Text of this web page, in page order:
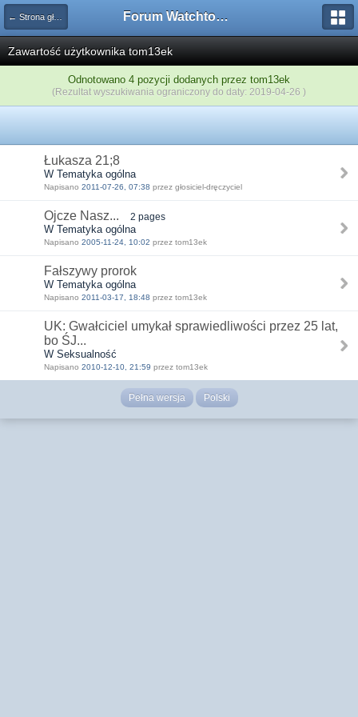
← Strona główna Forum Watchtower
Zawartość użytkownika tom13ek
Odnotowano 4 pozycji dodanych przez tom13ek
(Rezultat wyszukiwania ograniczony do daty: 2019-04-26 )
Łukasza 21;8
W Tematyka ogólna
Napisano 2011-07-26, 07:38 przez głosiciel-dręczyciel
Ojcze Nasz... 2 pages
W Tematyka ogólna
Napisano 2005-11-24, 10:02 przez tom13ek
Fałszywy prorok
W Tematyka ogólna
Napisano 2011-03-17, 18:48 przez tom13ek
UK: Gwałciciel umykał sprawiedliwości przez 25 lat,
bo ŚJ...
W Seksualność
Napisano 2010-12-10, 21:59 przez tom13ek
Pełna wersja Polski